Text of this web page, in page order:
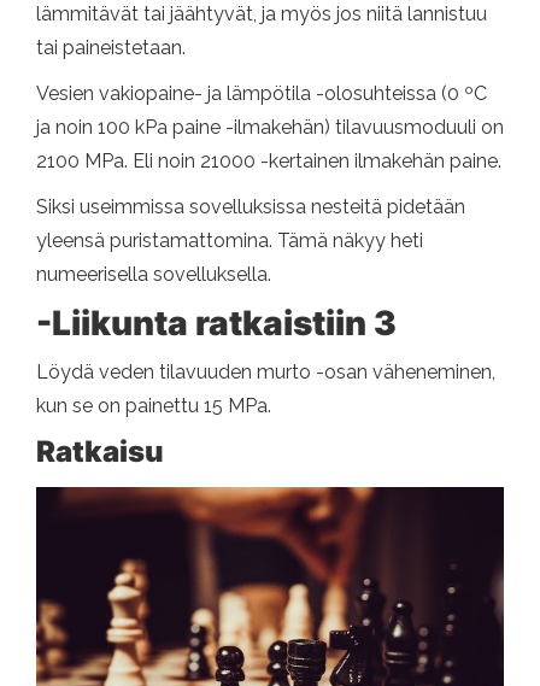
lämmitävät tai jäähtyvät, ja myös jos niitä lannistuu
tai paineistetaan.
Vesien vakiopaine- ja lämpötila -olosuhteissa (0 ºC
ja noin 100 kPa paine -ilmakehän) tilavuusmoduuli on
2100 MPa. Eli noin 21000 -kertainen ilmakehän paine.
Siksi useimmissa sovelluksissa nesteitä pidetään
yleensä puristamattomina. Tämä näkyy heti
numeerisella sovelluksella.
-Liikunta ratkaistiin 3
Löydä veden tilavuuden murto -osan väheneminen,
kun se on painettu 15 MPa.
Ratkaisu